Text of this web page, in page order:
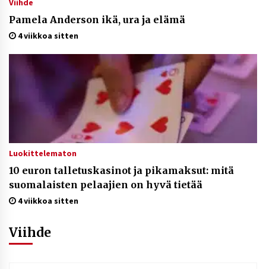
Viihde
Pamela Anderson ikä, ura ja elämä
4 viikkoa sitten
Luokittelematon
10 euron talletuskasinot ja pikamaksut: mitä
suomalaisten pelaajien on hyvä tietää
4 viikkoa sitten
Viihde